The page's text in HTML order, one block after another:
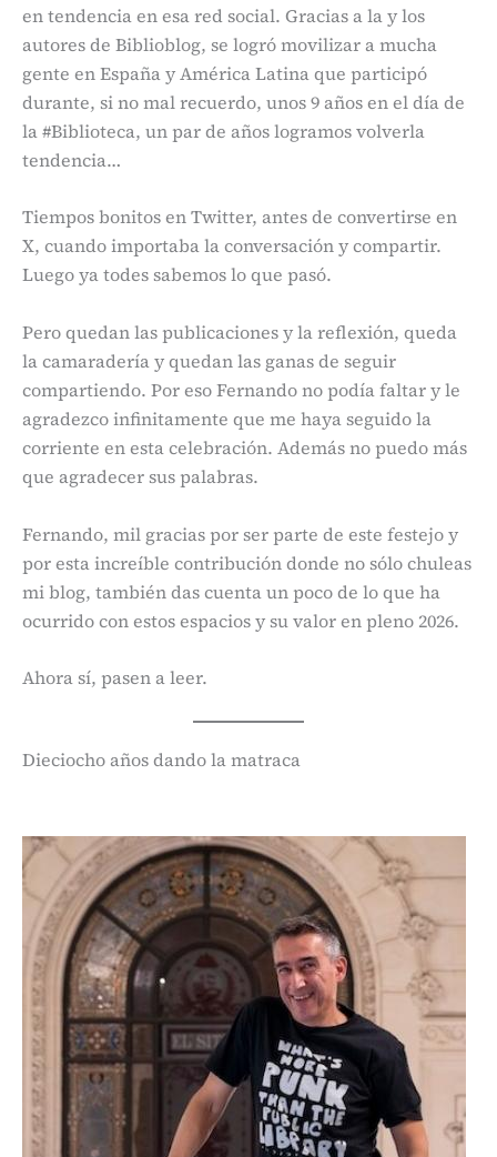
en tendencia en esa red social. Gracias a la y los
autores de Biblioblog, se logró movilizar a mucha
gente en España y América Latina que participó
durante, si no mal recuerdo, unos 9 años en el día de
la #Biblioteca, un par de años logramos volverla
tendencia…
Tiempos bonitos en Twitter, antes de convertirse en
X, cuando importaba la conversación y compartir.
Luego ya todes sabemos lo que pasó.
Pero quedan las publicaciones y la reflexión, queda
la camaradería y quedan las ganas de seguir
compartiendo. Por eso Fernando no podía faltar y le
agradezco infinitamente que me haya seguido la
corriente en esta celebración. Además no puedo más
que agradecer sus palabras.
Fernando, mil gracias por ser parte de este festejo y
por esta increíble contribución donde no sólo chuleas
mi blog, también das cuenta un poco de lo que ha
ocurrido con estos espacios y su valor en pleno 2026.
Ahora sí, pasen a leer.
Dieciocho años dando la matraca